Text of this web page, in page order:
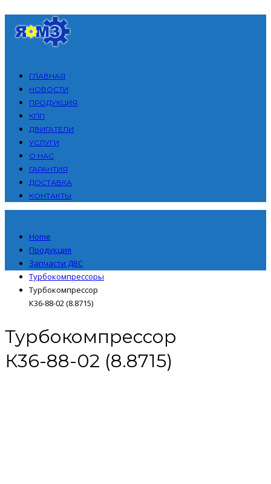
ГЛАВНАЯ
НОВОСТИ
ПРОДУКЦИЯ
КПП
ДВИГАТЕЛИ
УСЛУГИ
О НАС
ГАРАНТИЯ
ДОСТАВКА
КОНТАКТЫ
Home
Продукция
Запчасти ДВС
Турбокомпрессоры
Турбокомпрессор
К36-88-02 (8.8715)
Турбокомпрессор
К36-88-02 (8.8715)